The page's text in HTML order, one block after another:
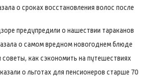
о сроках восстановления волос после
предупредили о нашествии тараканов
о самом вредном новогоднем блюде
как сэкономить на путешествиях
о льготах для пенсионеров старше 70